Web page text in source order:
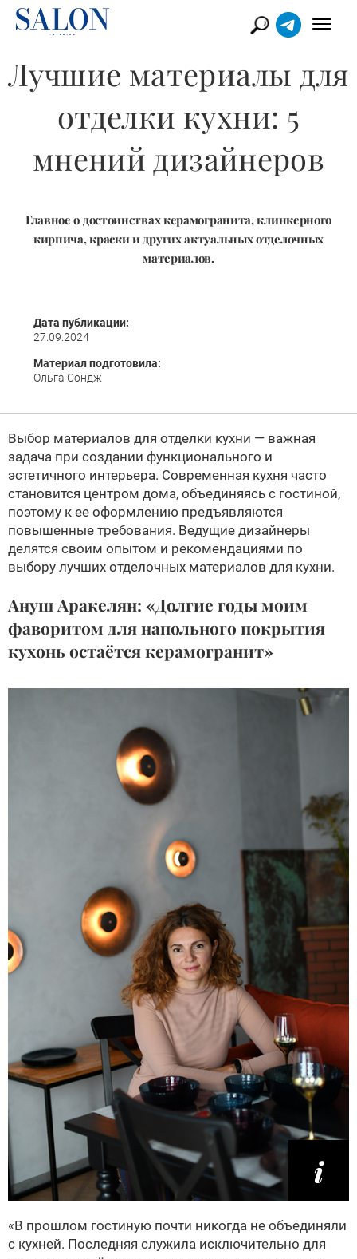
Лучшие материалы для
отделки кухни: 5
мнений дизайнеров
Главное о достоинствах керамогранита, клинкерного
кирпича, краски и других актуальных отделочных
материалов.
Дата публикации:
27.09.2024
Материал подготовила:
Ольга Сондж
Выбор материалов для отделки кухни — важная
задача при создании функционального и
эстетичного интерьера. Современная кухня часто
становится центром дома, объединяясь с гостиной,
поэтому к ее оформлению предъявляются
повышенные требования. Ведущие дизайнеры
делятся своим опытом и рекомендациями по
выбору лучших отделочных материалов для кухни.
Ануш Аракелян: «Долгие годы моим
фаворитом для напольного покрытия
кухонь остаётся керамогранит»
«В прошлом гостиную почти никогда не объединяли
с кухней. Последняя служила исключительно для